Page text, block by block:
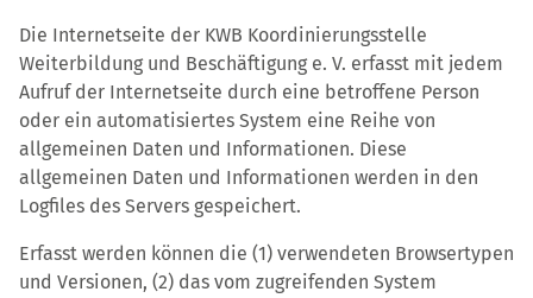
Die Internetseite der KWB Koordinierungsstelle
Weiterbildung und Beschäftigung e. V. erfasst mit jedem
Aufruf der Internetseite durch eine betroffene Person
oder ein automatisiertes System eine Reihe von
allgemeinen Daten und Informationen. Diese
allgemeinen Daten und Informationen werden in den
Logfiles des Servers gespeichert.
Erfasst werden können die (1) verwendeten Browsertypen
und Versionen, (2) das vom zugreifenden System